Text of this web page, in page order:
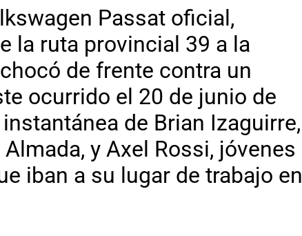
Passat oficial,
la ruta provincial 39 a la
de frente contra un
ocurrido el 20 de junio de
de Brian Izaguirre,
y Axel Rossi, jóvenes
iban a su lugar de trabajo en